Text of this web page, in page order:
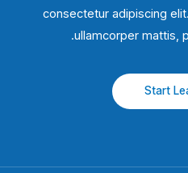
consectetur adipiscing
ullamcorper mattis,
Start